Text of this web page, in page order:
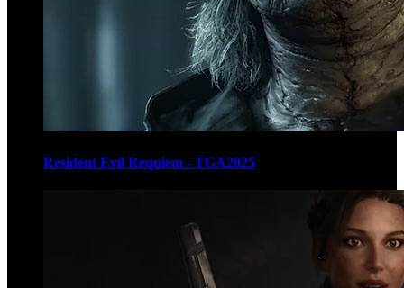
Resident Evil Requiem - TGA2025